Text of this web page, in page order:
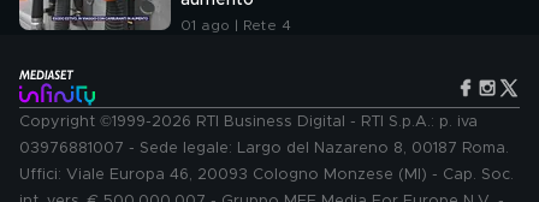
01 ago | Rete 4
Copyright ©1999-2026 RTI Business Digital - RTI S.p.A.: p. iva
03976881007 - Sede legale: Largo del Nazareno 8, 00187 Roma.
Uffici: Viale Europa 46, 20093 Cologno Monzese (MI) - Cap. Soc.